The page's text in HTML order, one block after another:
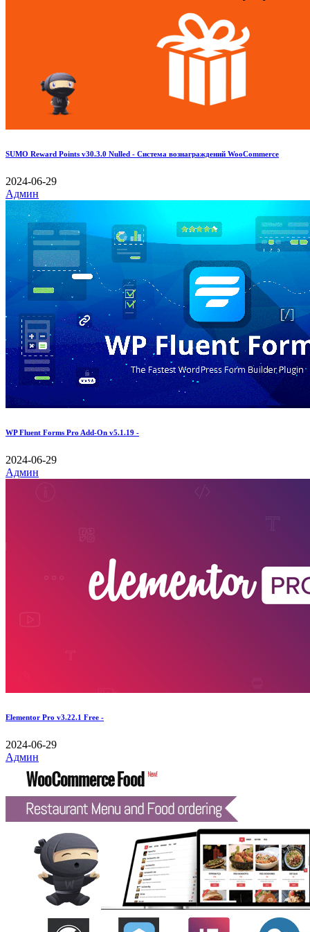
SUMO Reward Points v30.3.0 Nulled - Система вознаграждений WooCommerce
2024-06-29
Админ
WP Fluent Forms Pro Add-On v5.1.19 -
2024-06-29
Админ
Elementor Pro v3.22.1 Free -
2024-06-29
Админ